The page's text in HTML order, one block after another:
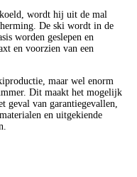
wordt hij uit de mal
De ski wordt in de
worden geslepen en
en voorzien van een
maar wel enorm
Dit maakt het mogelijk
geval van garantiegevallen,
en uitgekiende